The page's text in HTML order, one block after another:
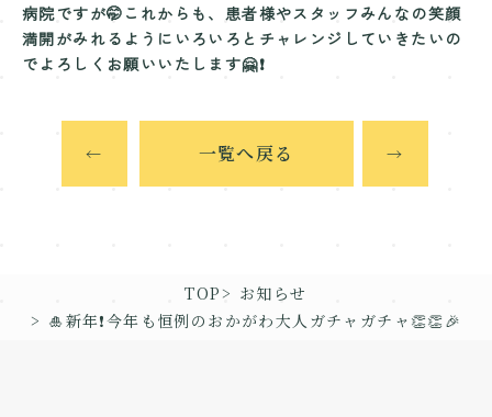
病院ですが🤭これからも、患者様やスタッフみんなの笑顔
満開がみれるようにいろいろとチャレンジしていきたいの
でよろしくお願いいたします🤗❗
← 一覧へ戻る →
TOP
お知らせ
🎍新年❗今年も恒例のおかがわ大人ガチャガチャ👏👏🎉